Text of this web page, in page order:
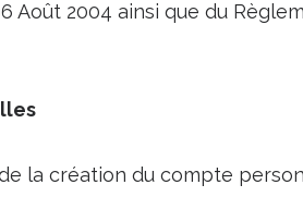
Août 2004 ainsi que du
la création du compte